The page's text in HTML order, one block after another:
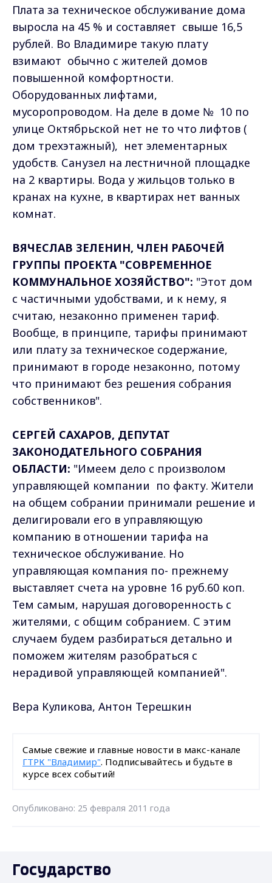
Плата за техническое обслуживание дома
выросла на 45 % и составляет свыше 16,5
рублей. Во Владимире такую плату
взимают обычно с жителей домов
повышенной комфортности.
Оборудованных лифтами,
мусоропроводом. На деле в доме № 10 по
улице Октябрьской нет не то что лифтов (
дом трехэтажный), нет элементарных
удобств. Санузел на лестничной площадке
на 2 квартиры. Вода у жильцов только в
кранах на кухне, в квартирах нет ванных
комнат.
ВЯЧЕСЛАВ ЗЕЛЕНИН, ЧЛЕН РАБОЧЕЙ
ГРУППЫ ПРОЕКТА "СОВРЕМЕННОЕ
КОММУНАЛЬНОЕ ХОЗЯЙСТВО": "Этот дом
с частичными удобствами, и к нему, я
считаю, незаконно применен тариф.
Вообще, в принципе, тарифы принимают
или плату за техническое содержание,
принимают в городе незаконно, потому
что принимают без решения собрания
собственников".
СЕРГЕЙ САХАРОВ, ДЕПУТАТ
ЗАКОНОДАТЕЛЬНОГО СОБРАНИЯ
ОБЛАСТИ: "Имеем дело с произволом
управляющей компании по факту. Жители
на общем собрании принимали решение и
делигировали его в управляющую
компанию в отношении тарифа на
техническое обслуживание. Но
управляющая компания по- прежнему
выставляет счета на уровне 16 руб.60 коп.
Тем самым, нарушая договоренность с
жителями, с общим собранием. С этим
случаем будем разбираться детально и
поможем жителям разобраться с
нерадивой управляющей компанией".
Вера Куликова, Антон Терешкин
Самые свежие и главные новости в макс-канале
ГТРК "Владимир". Подписывайтесь и будьте в
курсе всех событий!
Опубликовано: 25 февраля 2011 года
Государство